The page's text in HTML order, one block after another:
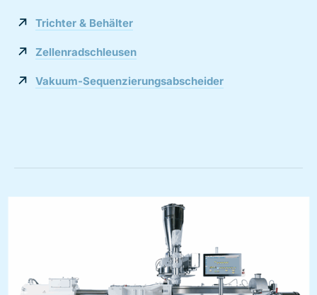
Trichter & Behälter
Zellenradschleusen
Vakuum-Sequenzierungsabscheider